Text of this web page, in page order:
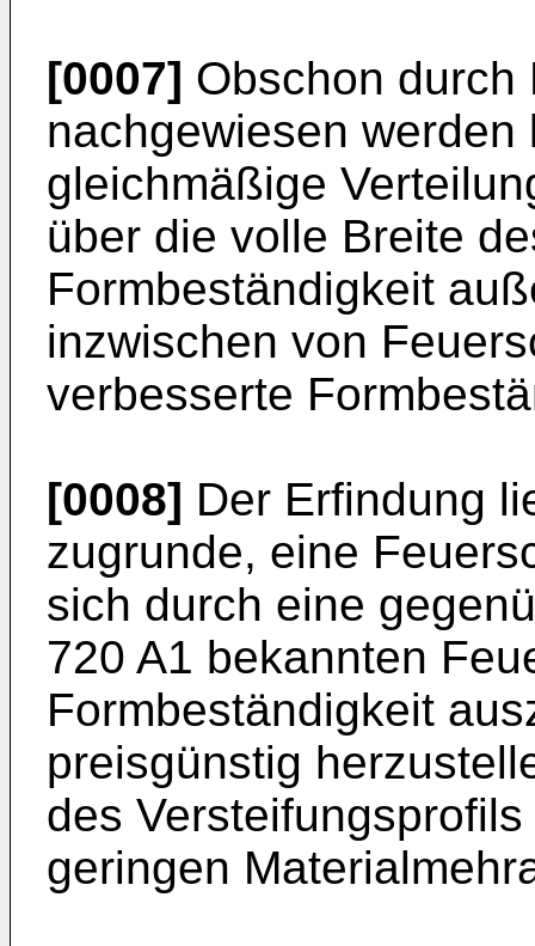
[0007] Obschon durch
nachgewiesen
gleichmäßige
über die volle Breite
Formbeständigkeit
inzwischen von
verbesserte
[0008] Der Erfindung
zugrunde, eine
sich durch eine
720 A1 bekannten
Formbeständigkeit
preisgünstig
des
geringen